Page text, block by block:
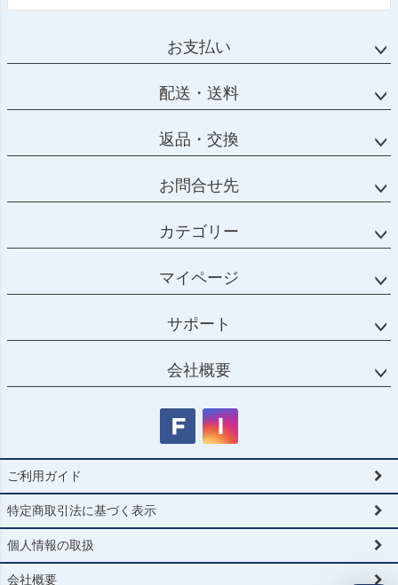
お支払い
配送・送料
返品・交換
お問合せ先
カテゴリー
マイページ
サポート
会社概要
ご利用ガイド
特定商取引法に基づく表示
個人情報の取扱
会社概要